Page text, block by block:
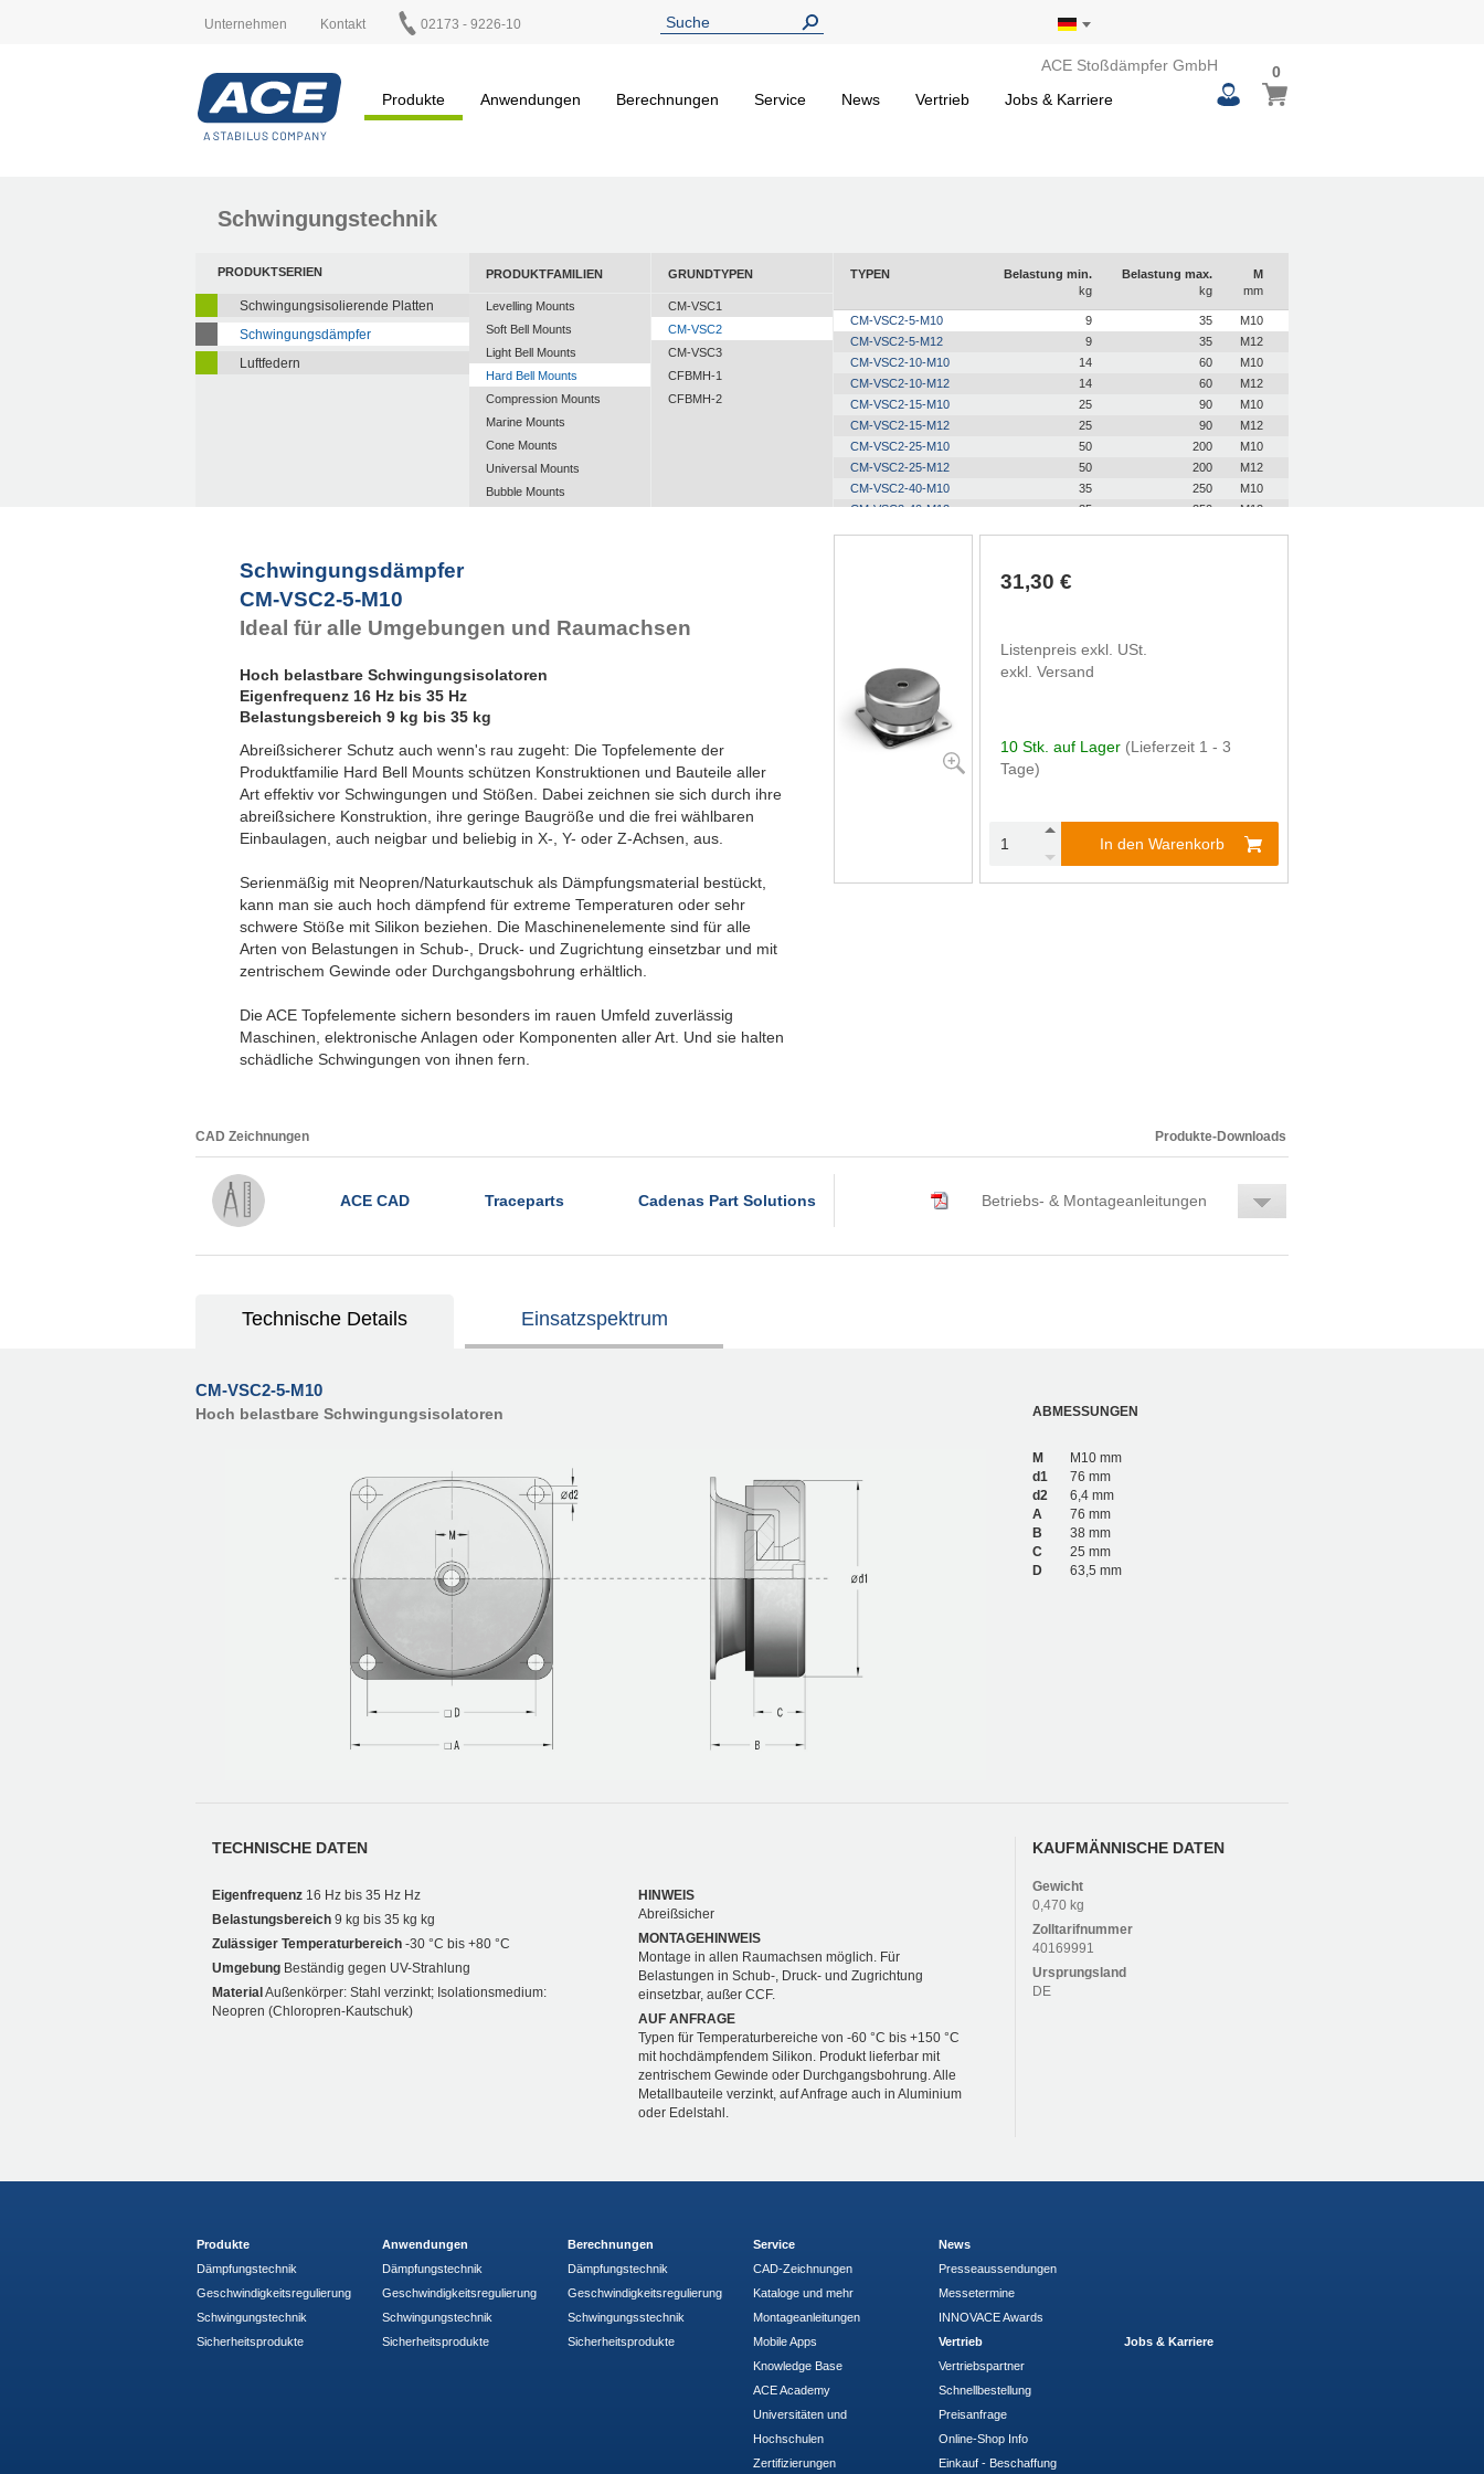
Unternehmen Kontakt 02173 - 9226-10
ACE Stoßdämpfer GmbH
Produkte
Anwendungen Berechnungen Service News Vertrieb Jobs & Karriere
Mein Warenkorb
00
items
Schwingungstechnik
PRODUKTSERIEN
Schwingungsisolierende Platten
Schwingungsdämpfer
Luftfedern
PRODUKTFAMILIEN
Levelling Mounts
Soft Bell Mounts
Light Bell Mounts
Hard Bell Mounts
Compression Mounts
Marine Mounts
Cone Mounts
Universal Mounts
Bubble Mounts
GRUNDTYPEN
CM-VSC1
CM-VSC2
CM-VSC3
CFBMH-1
CFBMH-2
TYPEN
Belastung min.
kg
Belastung max.
kg
M
mm
CM-VSC2-5-M10 9 35
M10
CM-VSC2-5-M12
9 35
M12
CM-VSC2-10-M10
14 60
M10
CM-VSC2-10-M12
14 60
M12
CM-VSC2-15-M10
25 90
M10
CM-VSC2-15-M12
25 90
M12
CM-VSC2-25-M10
50 200
M10
CM-VSC2-25-M12
50 200
M12
CM-VSC2-40-M10
35 250
M10
CM-VSC2-40-M12
35 250 M12
Schwingungsdämpfer
CM-VSC2-5-M10
Ideal für alle Umgebungen und Raumachsen
Hoch belastbare Schwingungsisolatoren
Eigenfrequenz 16 Hz bis 35 Hz
Belastungsbereich 9 kg bis 35 kg
Abreißsicherer Schutz auch wenn's rau zugeht: Die Topfelemente der
Produktfamilie Hard Bell Mounts schützen Konstruktionen und Bauteile aller
Art effektiv vor Schwingungen und Stößen. Dabei zeichnen sie sich durch ihre
abreißsichere Konstruktion, ihre geringe Baugröße und die frei wählbaren
Einbaulagen, auch neigbar und beliebig in X-, Y- oder Z-Achsen, aus.
Serienmäßig mit Neopren/Naturkautschuk als Dämpfungsmaterial bestückt,
kann man sie auch hoch dämpfend für extreme Temperaturen oder sehr
schwere Stöße mit Silikon beziehen. Die Maschinenelemente sind für alle
Arten von Belastungen in Schub-, Druck- und Zugrichtung einsetzbar und mit
zentrischem Gewinde oder Durchgangsbohrung erhältlich.
Die ACE Topfelemente sichern besonders im rauen Umfeld zuverlässig
Maschinen, elektronische Anlagen oder Komponenten aller Art. Und sie halten
schädliche Schwingungen von ihnen fern.
31,30 €
Listenpreis exkl. USt.
exkl. Versand
10 Stk. auf Lager (Lieferzeit 1 - 3
Tage)
In den Warenkorb
CAD Zeichnungen Produkte-Downloads
ACE CAD Traceparts Cadenas Part Solutions Betriebs- & Montageanleitungen
Technische Details Einsatzspektrum
CM-VSC2-5-M10
Hoch belastbare Schwingungsisolatoren ABMESSUNGEN
M
M10 mm
d1
76 mm
d2
6,4 mm
A
76 mm
B
38 mm
C
25 mm
D
63,5 mm
TECHNISCHE DATEN
Eigenfrequenz 16 Hz bis 35 Hz Hz
Belastungsbereich 9 kg bis 35 kg kg
Zulässiger Temperaturbereich -30 °C bis +80 °C
Umgebung Beständig gegen UV-Strahlung
Material Außenkörper: Stahl verzinkt; Isolationsmedium:
Neopren (Chloropren-Kautschuk)
HINWEIS
Abreißsicher
MONTAGEHINWEIS
Montage in allen Raumachsen möglich. Für
Belastungen in Schub-, Druck- und Zugrichtung
einsetzbar, außer CCF.
AUF ANFRAGE
Typen für Temperaturbereiche von -60 °C bis +150 °C
mit hochdämpfendem Silikon. Produkt lieferbar mit
zentrischem Gewinde oder Durchgangsbohrung. Alle
Metallbauteile verzinkt, auf Anfrage auch in Aluminium
oder Edelstahl.
KAUFMÄNNISCHE DATEN
Gewicht
0,470 kg
Zolltarifnummer
40169991
Ursprungsland
DE
Produkte
Dämpfungstechnik
Geschwindigkeitsregulierung
Schwingungstechnik
Sicherheitsprodukte
Anwendungen
Dämpfungstechnik
Geschwindigkeitsregulierung
Schwingungstechnik
Sicherheitsprodukte
Berechnungen
Dämpfungstechnik
Geschwindigkeitsregulierung
Schwingungsstechnik
Sicherheitsprodukte
Service
CAD-Zeichnungen
Kataloge und mehr
Montageanleitungen
Mobile Apps
Knowledge Base
ACE Academy
Universitäten und
Hochschulen
Zertifizierungen
News
Presseaussendungen
Messetermine
INNOVACE Awards
Vertrieb
Vertriebspartner
Schnellbestellung
Preisanfrage
Online-Shop Info
Einkauf - Beschaffung
Jobs & Karriere